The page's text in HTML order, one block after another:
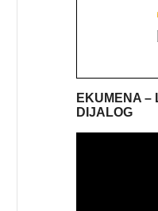
EKUMENA –
DIJALOG